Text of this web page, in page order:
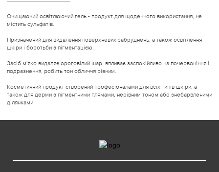
Очищаючий освітлюючий гель - продукт для щоденного використання, не
містить сульфатів.
Призначений для видалення поверхневих забруднень, а також освітлення
шкіри і боротьби з пігментацією.
Засіб м'яко видаляє ороговілий шар, впливає заспокійливо на почервоніння і
подразнення, робить тон обличчя рівним.
Косметичний продукт створений професіоналами для всіх типів шкіри, а
також для дерми з пігментними плямами, нерівним тоном або знебарвленими
ділянками.